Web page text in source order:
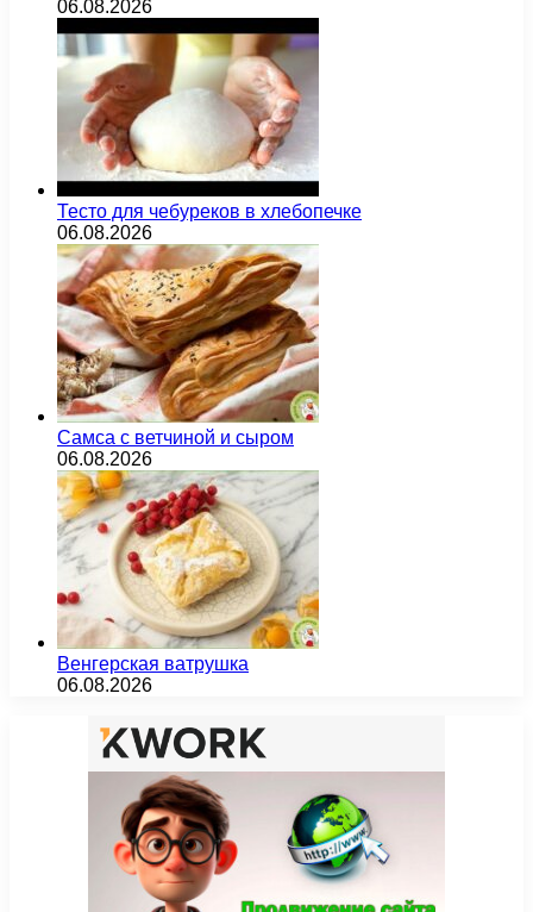
06.08.2026
Тесто для чебуреков в хлебопечке
06.08.2026
Самса с ветчиной и сыром
06.08.2026
Венгерская ватрушка
06.08.2026